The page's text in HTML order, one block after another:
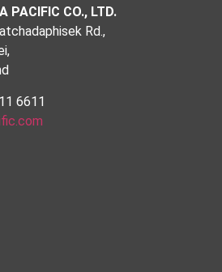
PACIFIC CO., LTD.
Rd.,
6611